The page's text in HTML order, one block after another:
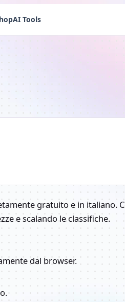
AI Tools
gratuito e in italiano.
e scalando le classifiche.
dal browser.